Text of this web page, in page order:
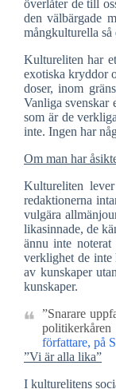
överlåter de till
den välbärgade
mångkulturella så
Kultureliten har
exotiska kryddor
doser, inom
Vanliga svenskar
som är de
inte. Ingen har
Om man har
Kultureliten
redaktionerna
vulgära
likasinnade, de
ännu inte noterat
verklighet de inte
av kunskaper
kunskaper.
”Snarare
författare, på
”Vi är alla lika”
I kulturelitens